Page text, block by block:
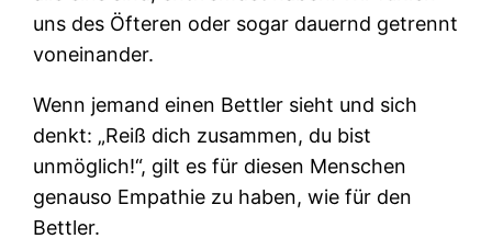
uns des Öfteren oder sogar dauernd getrennt
voneinander.
Wenn jemand einen Bettler sieht und sich
denkt: „Reiß dich zusammen, du bist
unmöglich!“, gilt es für diesen Menschen
genauso Empathie zu haben, wie für den
Bettler.